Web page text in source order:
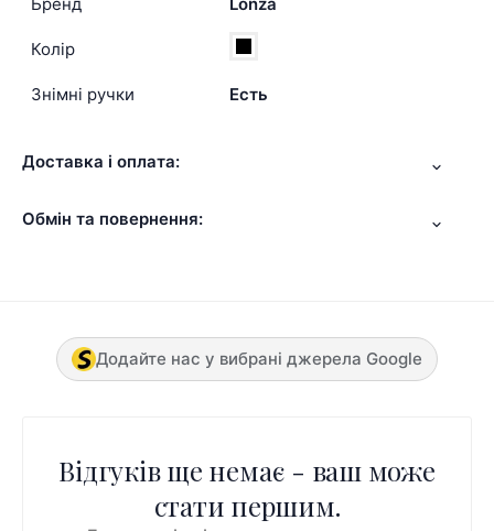
Колір
Знімні ручки Есть
Доставка і оплата:
Обмін та повернення:
Додайте нас у вибрані джерела Google
Відгуків ще немає - ваш може
стати першим.